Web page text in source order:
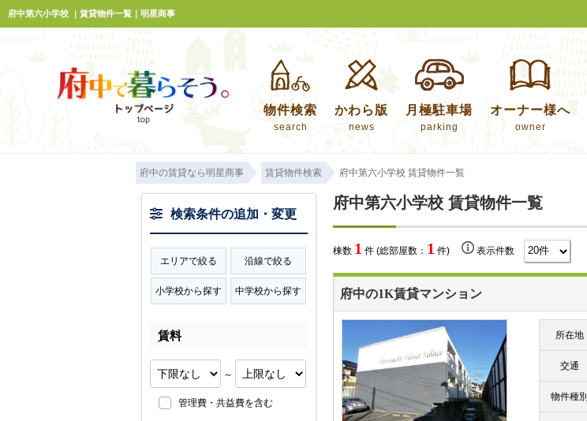
府中第六小学校 ｜賃貸物件一覧｜明星商事
物件検索
search
かわら版
news
月極駐車場
parking
オーナー様へ
owner
府中の賃貸なら明星商事 賃貸物件検索 府中第六小学校 賃貸物件一覧
府中第六小学校 賃貸物件一覧
棟数 1 件 (総部屋数： 1 件) 表示件数
府中の1K賃貸マンション
所在地
交通
物件種別
検索条件の追加・変更
エリアで絞る 沿線で絞る
小学校から探す 中学校から探す
賃料
～
管理費・共益費を含む